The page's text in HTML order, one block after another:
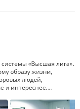
системы «Высшая лига».
образу жизни,
людей,
и интереснее….